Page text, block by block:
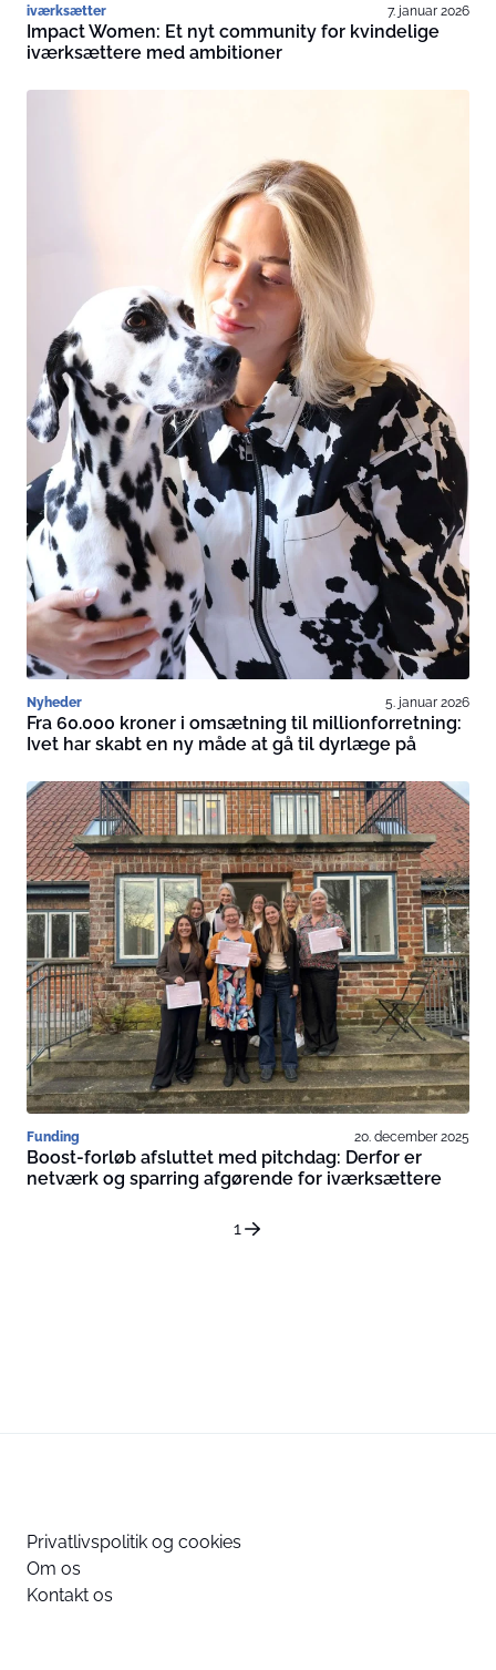
iværksætter 7. januar 2026
Impact Women: Et nyt community for kvindelige
iværksættere med ambitioner
Nyheder 5. januar 2026
Fra 60.000 kroner i omsætning til millionforretning:
Ivet har skabt en ny måde at gå til dyrlæge på
Funding 20. december 2025
Boost-forløb afsluttet med pitchdag: Derfor er
netværk og sparring afgørende for iværksættere
1
Privatlivspolitik og cookies
Om os
Kontakt os